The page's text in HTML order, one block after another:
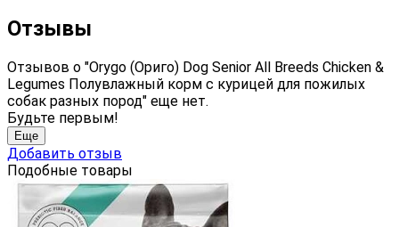
Отзывы
Отзывов о "Orygo (Ориго) Dog Senior All Breeds Chicken &
Legumes Полувлажный корм с курицей для пожилых
собак разных пород" еще нет.
Будьте первым!
Еще
Добавить отзыв
Подобные товары